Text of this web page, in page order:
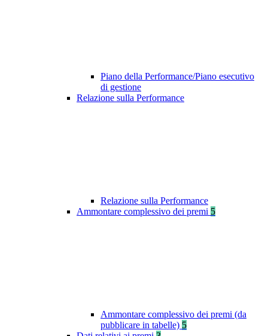
Piano della Performance/Piano esecutivo
di gestione
Relazione sulla Performance
Relazione sulla Performance
Ammontare complessivo dei premi 5
Ammontare complessivo dei premi (da
pubblicare in tabelle) 5